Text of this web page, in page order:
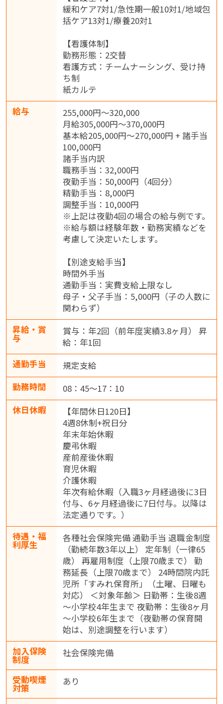
緩和ケア7対1/急性期一般10対1/地域包
括ケア13対1/療養20対1
【看護体制】
勤務形態：2交替
看護方式：チームナーシング、受け持
ち制
紙カルテ
給与
255,000円～320,000
月給305,000円～370,000円
基本給205,000円～270,000円 + 諸手当
100,000円
諸手当内訳
職務手当：32,000円
夜勤手当：50,000円（4回分）
精勤手当：8,000円
調整手当：10,000円
※上記は夜勤4回の場合の給与例です。
※給与額は経験年数・勤務実績などを
考慮して決定いたします。
【別途支給手当】
時間外手当
通勤手当：実費支給上限なし
母子・父子手当：5,000円（子の人数に
関わらず）
昇給・賞
与
賞与：年2回（前年度実績3.8ヶ月） 昇
給：年1回
通勤手当
規定支給
勤務時間
08：45～17：10
休日休暇
【年間休日120日】
4週8休制+祝日分
年末年始休暇
慶弔休暇
産前産後休暇
育児休暇
介護休暇
年次有給休暇（入職3ヶ月経過後に3日
付与、6ヶ月経過後に7日付与。以降は
法定通りです。）
待遇・福
利厚生
各種社会保険完備 通勤手当 退職金制度
（勤続年数3年以上） 定年制（一律65
歳） 再雇用制度（上限70歳まで） 勤
務延長（上限70歳まで） 24時間院内託
児所「すみれ保育所」（土曜、日曜も
対応） ＜対象年齢＞ 日勤帯：生後8週
～小学校4年生まで 夜勤帯：生後8ヶ月
～小学校6年生まで（夜勤帯の保育開
始は、別途調整を行います）
加入保険
制度
社会保険完備
受動喫煙
対策
あり